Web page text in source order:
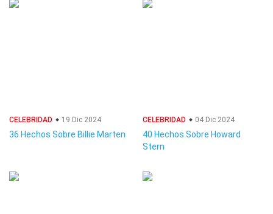
CELEBRIDAD 19 Dic 2024
36 Hechos Sobre Billie Marten
CELEBRIDAD 04 Dic 2024
40 Hechos Sobre Howard
Stern